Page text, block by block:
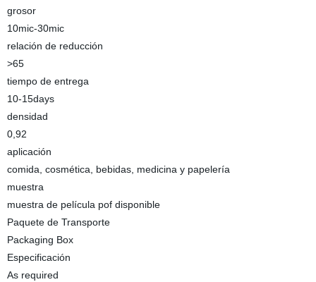
grosor
10mic-30mic
relación de reducción
>65
tiempo de entrega
10-15days
densidad
0,92
aplicación
comida, cosmética, bebidas, medicina y papelería
muestra
muestra de película pof disponible
Paquete de Transporte
Packaging Box
Especificación
As required